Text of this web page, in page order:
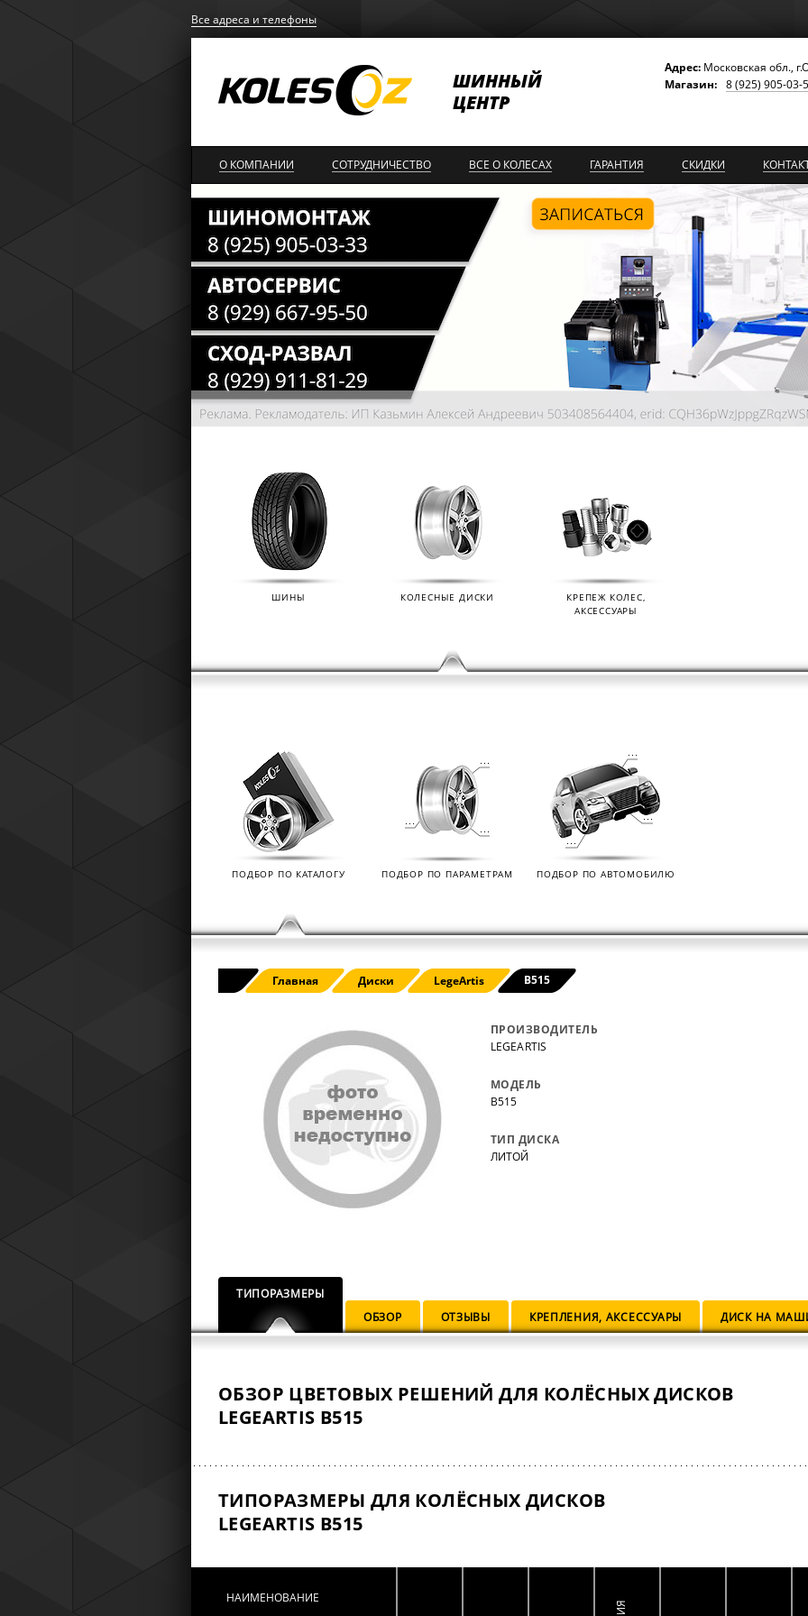
Все адреса и телефоны
ШИННЫЙ
ЦЕНТР
Адрес: Московская обл.,
Магазин: 8 (925) 905-03-
О КОМПАНИИ СОТРУДНИЧЕСТВО ВСЕ О КОЛЕСАХ ГАРАНТИЯ СКИДКИ
01.01.2025
Расширенная гарантия Nokian Tyres (Ikon
Tyres) защищает от эксплуатационных
повреждений — проколов, порезов,
разрывов и вздутий боковины.
Мы продаем датчики давления в колеса
на все автомобили.
ШИНЫ КОЛЕСНЫЕ ДИСКИ
КРЕПЕЖ КОЛЕС,
АКСЕССУАРЫ
ПОДБОР ПО КАТАЛОГУ ПОДБОР ПО ПАРАМЕТРАМ ПОДБОР ПО АВТОМОБИЛЮ
Главная Диски LegeArtis B515
ПРОИЗВОДИТЕЛЬ
LEGEARTIS
МОДЕЛЬ
B515
ТИП ДИСКА
ЛИТОЙ
ТИПОРАЗМЕРЫ
ОБЗОР
ОТЗЫВЫ КРЕПЛЕНИЯ, АКСЕССУАРЫ ДИСК НА
ОБЗОР ЦВЕТОВЫХ РЕШЕНИЙ ДЛЯ КОЛЁСНЫХ ДИСКОВ
LEGEARTIS B515
ТИПОРАЗМЕРЫ ДЛЯ КОЛЁСНЫХ ДИСКОВ
LEGEARTIS B515
НАИМЕНОВАНИЕ